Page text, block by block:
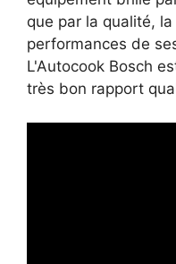
que par la qualité,
performances de
L'Autocook Bosch
très bon rapport